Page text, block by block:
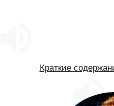
Краткие